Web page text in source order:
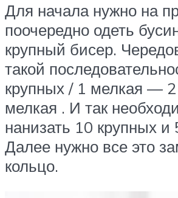
Для начала нужно на
поочередно одеть
крупный бисер.
такой
крупных / 1 мелкая —
мелкая . И так
нанизать 10 крупных и
Далее нужно все это
кольцо.